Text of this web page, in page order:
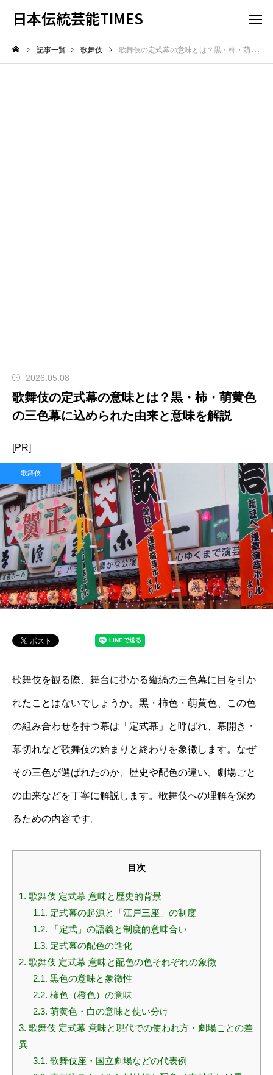
日本伝統芸能TIMES
記事一覧 歌舞伎 歌舞伎の定式幕の意味とは？黒・柿・萌黄色の三色幕に込められた由来と意味を解説
2026.05.08
歌舞伎の定式幕の意味とは？黒・柿・萌黄色
の三色幕に込められた由来と意味を解説
[PR]
歌舞伎
歌舞伎を観る際、舞台に掛かる縦縞の三色幕に目を引か
れたことはないでしょうか。黒・柿色・萌黄色、この色
の組み合わせを持つ幕は「定式幕」と呼ばれ、幕開き・
幕切れなど歌舞伎の始まりと終わりを象徴します。なぜ
その三色が選ばれたのか、歴史や配色の違い、劇場ごと
の由来などを丁寧に解説します。歌舞伎への理解を深め
るための内容です。
目次
1. 歌舞伎 定式幕 意味と歴史的背景
1.1. 定式幕の起源と「江戸三座」の制度
1.2. 「定式」の語義と制度的意味合い
1.3. 定式幕の配色の進化
2. 歌舞伎 定式幕 意味と配色の色それぞれの象徴
2.1. 黒色の意味と象徴性
2.2. 柿色（橙色）の意味
2.3. 萌黄色・白の意味と使い分け
3. 歌舞伎 定式幕 意味と現代での使われ方・劇場ごとの差
異
3.1. 歌舞伎座・国立劇場などの代表例